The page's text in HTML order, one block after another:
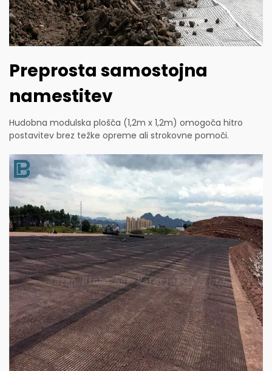
Preprosta samostojna
namestitev
Hudobna modulska plošča (1,2m x 1,2m) omogoča hitro
postavitev brez težke opreme ali strokovne pomoči.